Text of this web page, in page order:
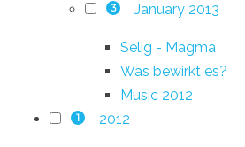
3 January 2013
Selig - Magma
Was bewirkt es?
Music 2012
1 2012